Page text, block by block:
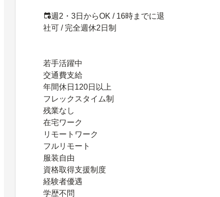
週2・3日からOK / 16時までに退
社可 / 完全週休2日制
若手活躍中
交通費支給
年間休日120日以上
フレックスタイム制
残業なし
在宅ワーク
リモートワーク
フルリモート
服装自由
資格取得支援制度
経験者優遇
学歴不問